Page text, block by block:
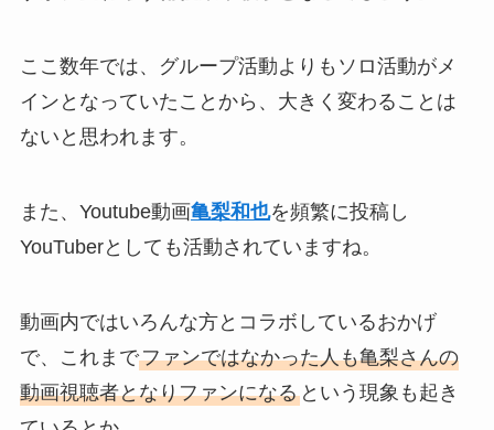
ここ数年では、グループ活動よりもソロ活動がメ
インとなっていたことから、大きく変わることは
ないと思われます。
また、Youtube動画亀梨和也を頻繁に投稿し
YouTuberとしても活動されていますね。
動画内ではいろんな方とコラボしているおかげ
で、これまでファンではなかった人も亀梨さんの
動画視聴者となりファンになるという現象も起き